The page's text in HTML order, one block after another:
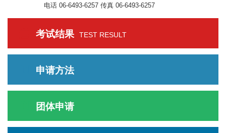
电话 06-6493-6257 传真 06-6493-6257
考试结果 TEST RESULT
申请方法
团体申请